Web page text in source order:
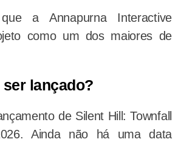
a Annapurna Interactive
como um dos maiores de
lançado?
de Silent Hill: Townfall
Ainda não há uma data